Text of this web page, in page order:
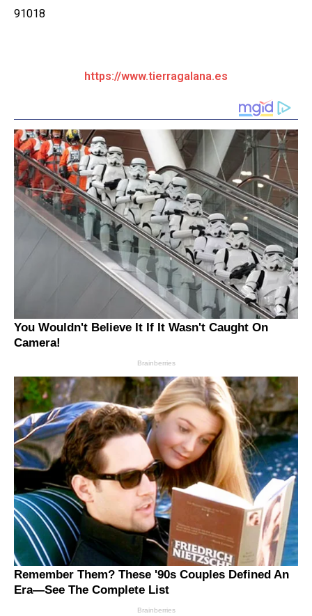
91018
https://www.tierragalana.es